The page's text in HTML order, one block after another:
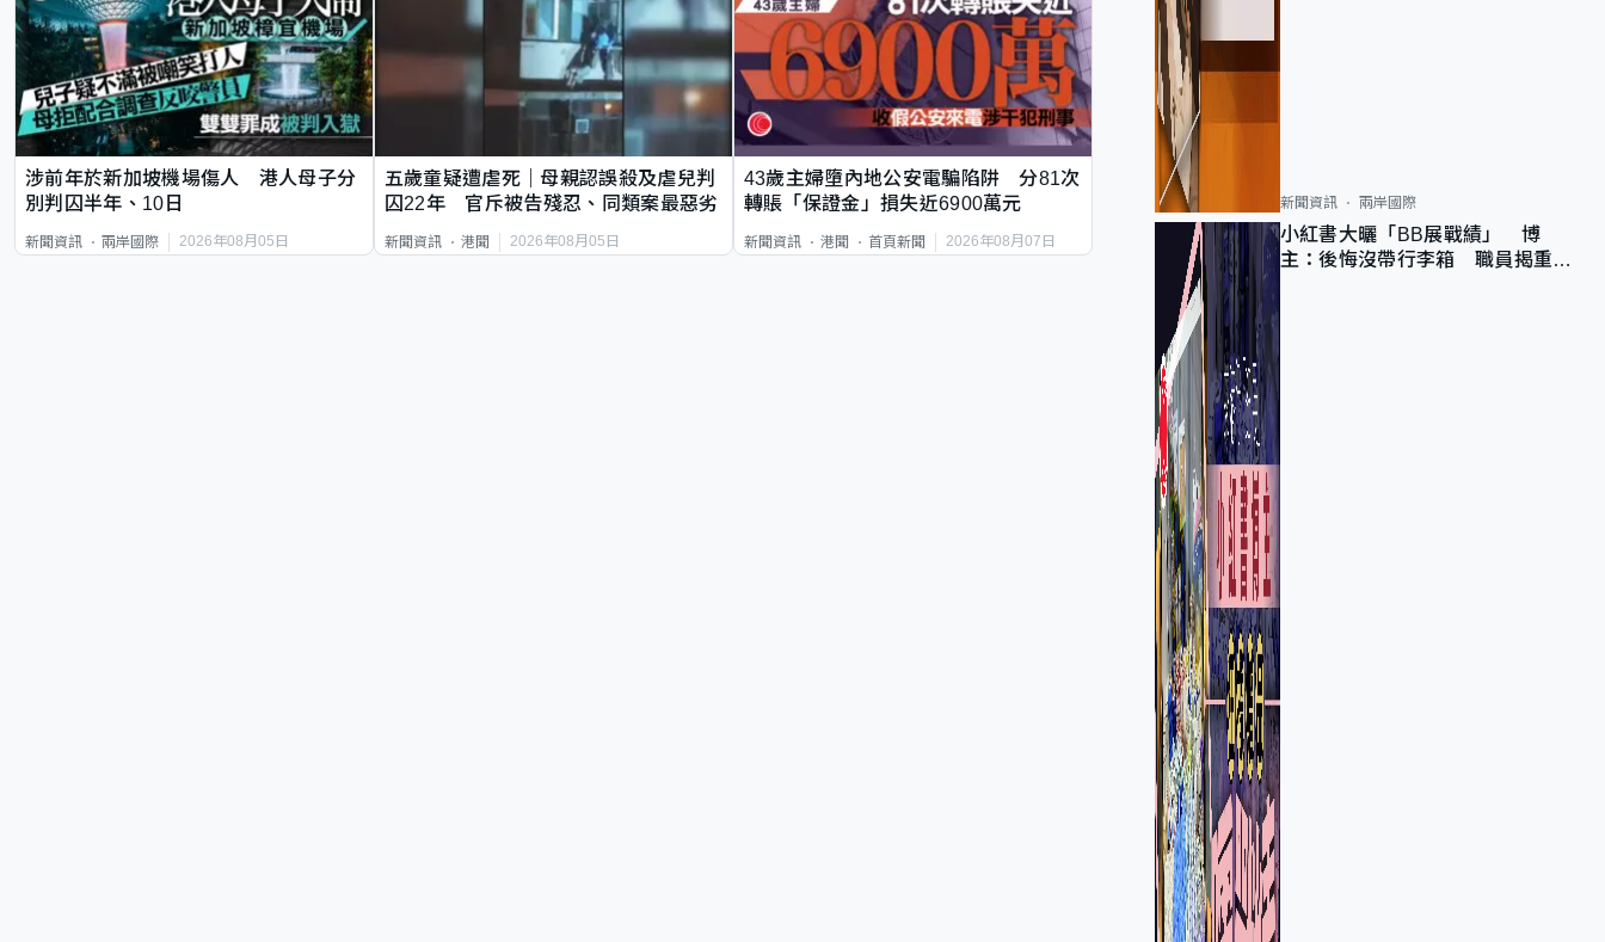
涉前年於新加坡機場傷人 港人母子分
別判囚半年、10日
新聞資訊 兩岸國際 2026年08月05日
五歲童疑遭虐死｜母親認誤殺及虐兒判
囚22年 官斥被告殘忍、同類案最惡劣
新聞資訊 港聞 2026年08月05日
43歲主婦墮內地公安電騙陷阱 分81次
轉賬「保證金」損失近6900萬元
新聞資訊 港聞 首頁新聞 2026年08月07日
新聞資訊 兩岸國際
小紅書大曬「BB展戰績」 博
主：後悔沒帶行李箱 職員揭重複